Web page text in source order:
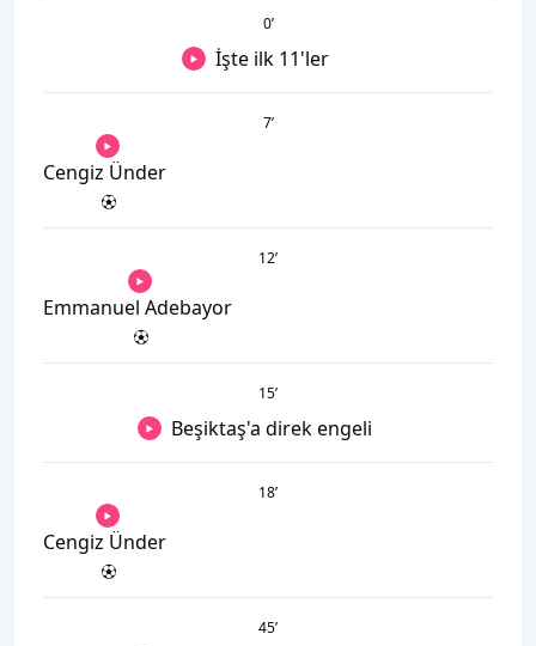
0’
İşte ilk 11'ler
7’
Cengiz Ünder
12’
Emmanuel Adebayor
15’
Beşiktaş'a direk engeli
18’
Cengiz Ünder
45’